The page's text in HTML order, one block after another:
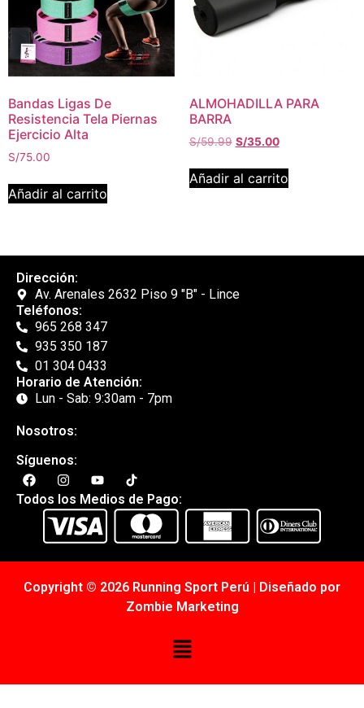
Bandas Ligas De
Resistencia Tela Piernas
Ejercicio Alta
S/75.00
Añadir al carrito
ALMOHADILLA PARA
BARRA
S/59.99 S/35.00
Añadir al carrito
Dirección:
Av. Arenales 2632 Piso 9 "B" - Lince
Teléfonos:
965 268 347
935 350 187
01 304 0433
Horario de Atención:
Lun - Sab: 9:30am - 7pm
Nosotros:
Síguenos:
Todos los Medios de Pago:
Copyright © 2026 Running Sport Perú | Diseñado por
Zombie Marketing